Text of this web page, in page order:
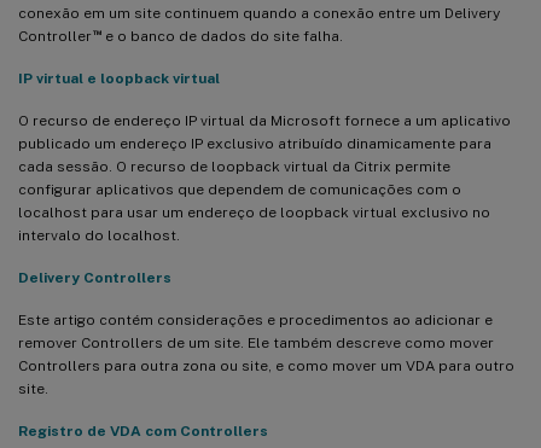
conexão em um site continuem quando a conexão entre um Delivery
Controller™e o banco de dados do site falha.
IP virtual e loopback virtual
O recurso de endereço IP virtual da Microsoft fornece a um aplicativo
publicado um endereço IP exclusivo atribuído dinamicamente para
cada sessão. O recurso de loopback virtual da Citrix permite
configurar aplicativos que dependem de comunicações com o
localhost para usar um endereço de loopback virtual exclusivo no
intervalo do localhost.
Delivery Controllers
Este artigo contém considerações e procedimentos ao adicionar e
remover Controllers de um site. Ele também descreve como mover
Controllers para outra zona ou site, e como mover um VDA para outro
site.
Registro de VDA com Controllers